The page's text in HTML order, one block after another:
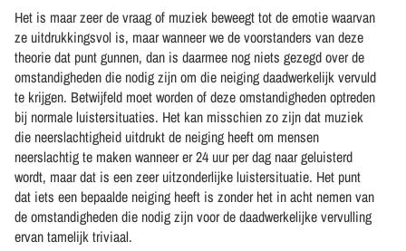
Het is maar zeer de vraag of muziek beweegt tot de emotie waarvan
ze uitdrukkingsvol is, maar wanneer we de voorstanders van deze
theorie dat punt gunnen, dan is daarmee nog niets gezegd over de
omstandigheden die nodig zijn om die neiging daadwerkelijk vervuld
te krijgen. Betwijfeld moet worden of deze omstandigheden optreden
bij normale luistersituaties. Het kan misschien zo zijn dat muziek
die neerslachtigheid uitdrukt de neiging heeft om mensen
neerslachtig te maken wanneer er 24 uur per dag naar geluisterd
wordt, maar dat is een zeer uitzonderlijke luistersituatie. Het punt
dat iets een bepaalde neiging heeft is zonder het in acht nemen van
de omstandigheden die nodig zijn voor de daadwerkelijke vervulling
ervan tamelijk triviaal.